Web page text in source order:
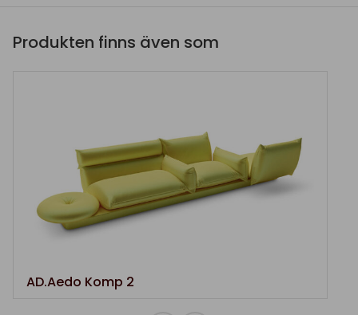
Produkten finns även som
AD.Aedo Komp 2